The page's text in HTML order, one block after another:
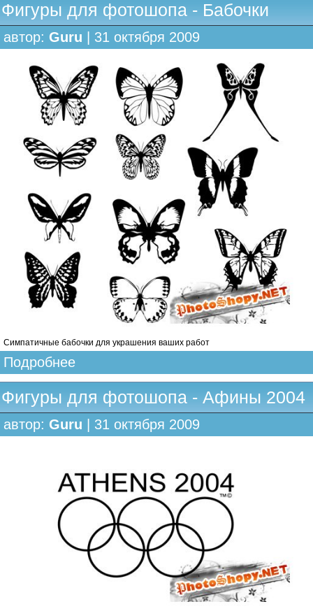
Фигуры для фотошопа - Бабочки
автор: Guru | 31 октября 2009
Симпатичные бабочки для украшения ваших работ
Подробнее
Фигуры для фотошопа - Афины 2004
автор: Guru | 31 октября 2009